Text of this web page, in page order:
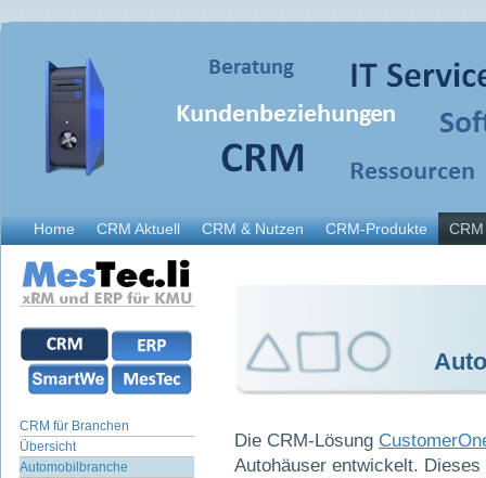
Home CRM Aktuell CRM & Nutzen CRM-Produkte
CRM für Branchen
Übersicht
Automobilbranche
Die CRM-Lösung
Autohäuser entwickelt.